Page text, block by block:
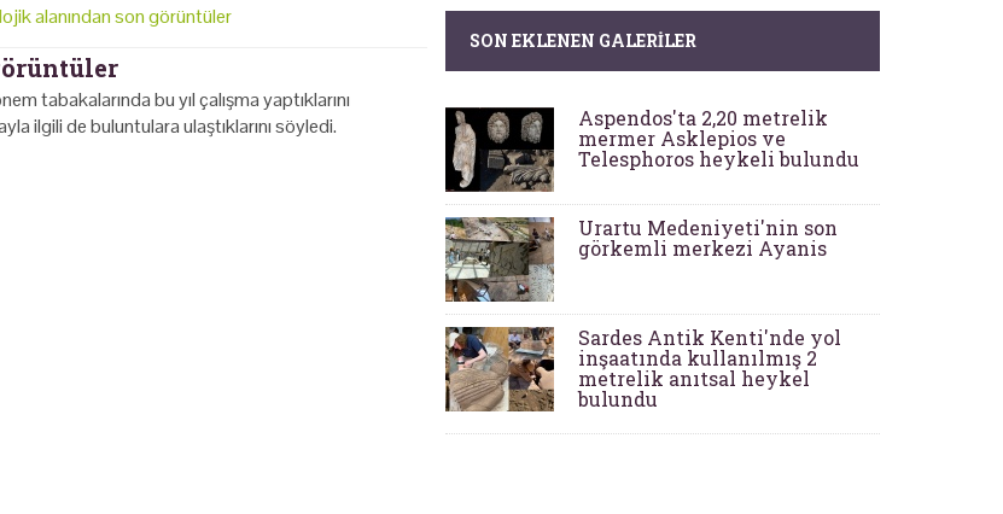
alanından son görüntüler
tabakalarında bu yıl çalışma yaptıklarını
ilgili de buluntulara ulaştıklarını söyledi.
SON EKLENEN GALERILER
Aspendos'ta 2,20 metrelik
mermer Asklepios ve
Telesphoros heykeli bulundu
Urartu Medeniyeti'nin son
görkemli merkezi Ayanis
Sardes Antik Kenti'nde yol
inşaatında kullanılmış 2
metrelik anıtsal heykel
bulundu